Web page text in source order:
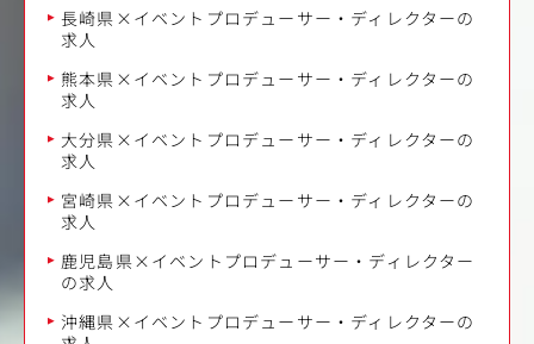
長崎県×イベントプロデューサー・ディレクターの
求人
熊本県×イベントプロデューサー・ディレクターの
求人
大分県×イベントプロデューサー・ディレクターの
求人
宮崎県×イベントプロデューサー・ディレクターの
求人
鹿児島県×イベントプロデューサー・ディレクター
の求人
沖縄県×イベントプロデューサー・ディレクターの